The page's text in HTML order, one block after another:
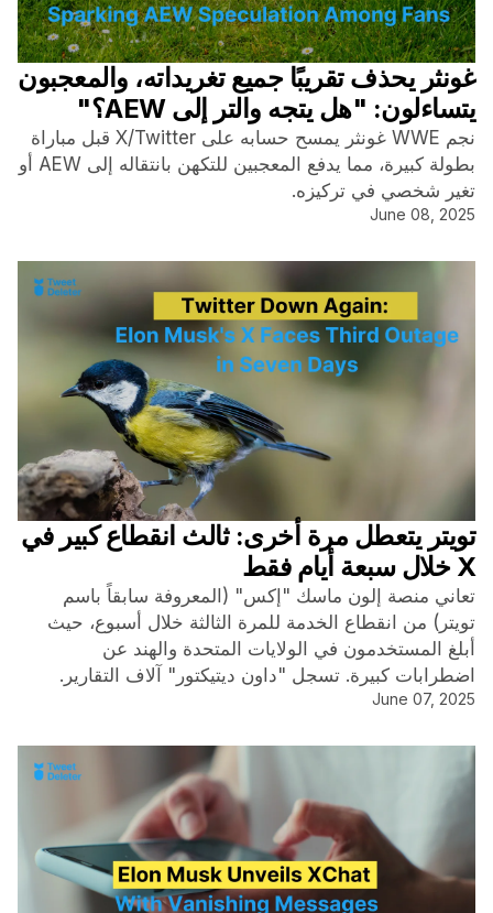
غونثر يحذف تقريبًا جميع تغريداته، والمعجبون
يتساءلون: "هل يتجه والتر إلى AEW؟"
نجم WWE غونثر يمسح حسابه على X/Twitter قبل مباراة
بطولة كبيرة، مما يدفع المعجبين للتكهن بانتقاله إلى AEW أو
تغير شخصي في تركيزه.
June 08, 2025
تويتر يتعطل مرة أخرى: ثالث انقطاع كبير في
X خلال سبعة أيام فقط
تعاني منصة إلون ماسك "إكس" (المعروفة سابقاً باسم
تويتر) من انقطاع الخدمة للمرة الثالثة خلال أسبوع، حيث
أبلغ المستخدمون في الولايات المتحدة والهند عن
اضطرابات كبيرة. تسجل "داون ديتيكتور" آلاف التقارير.
June 07, 2025